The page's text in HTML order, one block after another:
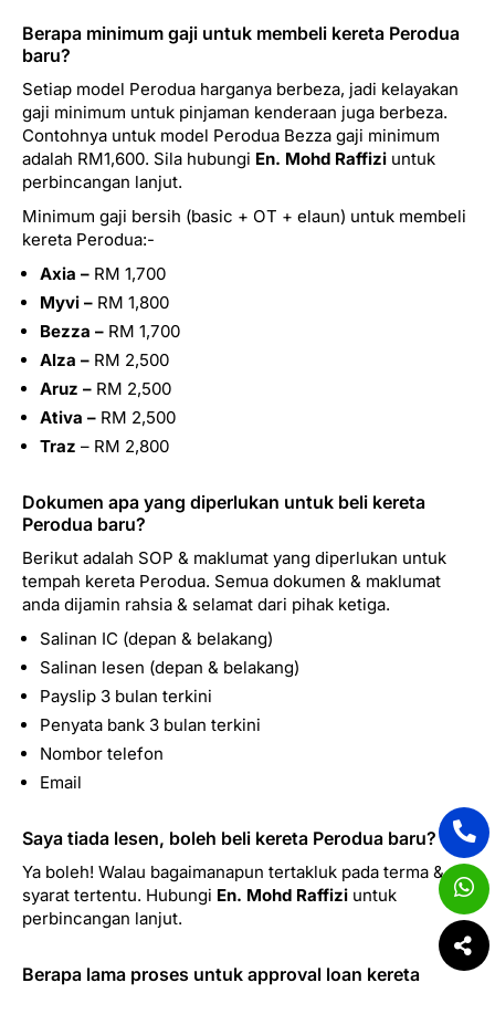
Berapa minimum gaji untuk membeli kereta Perodua
baru?
Setiap model Perodua harganya berbeza, jadi kelayakan
gaji minimum untuk pinjaman kenderaan juga berbeza.
Contohnya untuk model Perodua Bezza gaji minimum
adalah RM1,600. Sila hubungi En. Mohd Raffizi untuk
perbincangan lanjut.
Minimum gaji bersih (basic + OT + elaun) untuk membeli
kereta Perodua:-
Axia – RM 1,700
Myvi – RM 1,800
Bezza – RM 1,700
Alza – RM 2,500
Aruz – RM 2,500
Ativa – RM 2,500
Traz – RM 2,800
Dokumen apa yang diperlukan untuk beli kereta
Perodua baru?
Berikut adalah SOP & maklumat yang diperlukan untuk
tempah kereta Perodua. Semua dokumen & maklumat
anda dijamin rahsia & selamat dari pihak ketiga.
Salinan IC (depan & belakang)
Salinan lesen (depan & belakang)
Payslip 3 bulan terkini
Penyata bank 3 bulan terkini
Nombor telefon
Email
Saya tiada lesen, boleh beli kereta Perodua baru?
Ya boleh! Walau bagaimanapun tertakluk pada terma &
syarat tertentu. Hubungi En. Mohd Raffizi untuk
perbincangan lanjut.
Berapa lama proses untuk approval loan kereta